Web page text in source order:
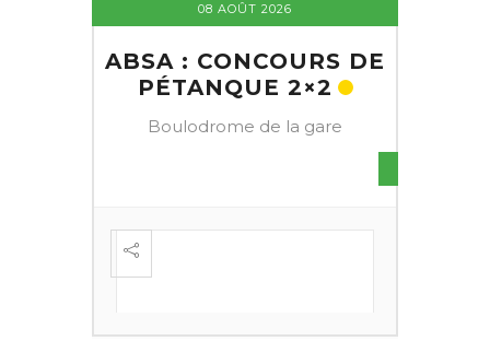
08 AOÛT 2026
ABSA : CONCOURS DE
PÉTANQUE 2×2
Boulodrome de la gare